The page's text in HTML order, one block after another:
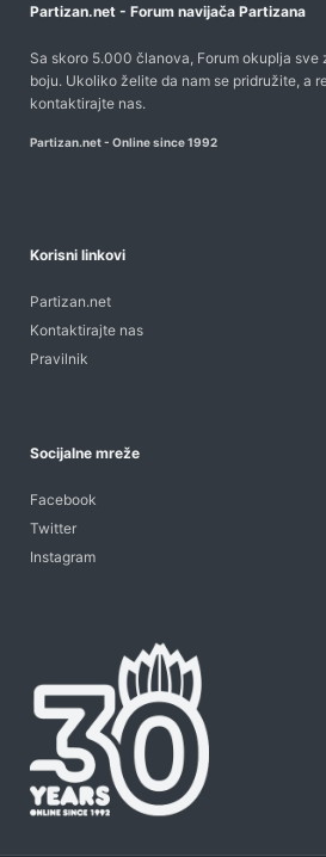
Partizan.net - Forum navijača Partizana
Sa skoro 5.000 članova, Forum okuplja
boju. Ukoliko želite da nam se pridružite, a
kontaktirajte nas.
Partizan.net - Online since 1992
Korisni linkovi
Partizan.net
Kontaktirajte nas
Pravilnik
Socijalne mreže
Facebook
Twitter
Instagram